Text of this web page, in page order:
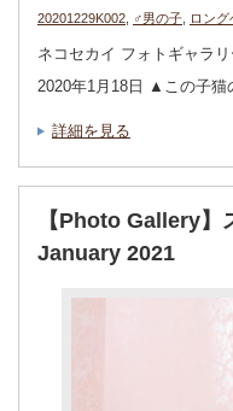
20201229K002
♂男の子 ロング
ネコセカイ フォトギャラ
2020年1月18日 ▲この子猫
詳細を見る
【Photo Gallery】
January 2021